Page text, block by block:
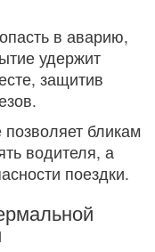
в аварию,
удержит
защитив
бликам
водителя, а
поездки.